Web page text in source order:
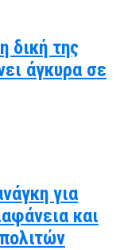
δική της
άγκυρα σε
για
και